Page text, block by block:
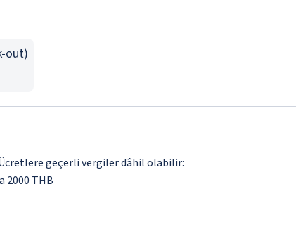
out)
geçerli vergiler dâhil olabilir:
2000 THB